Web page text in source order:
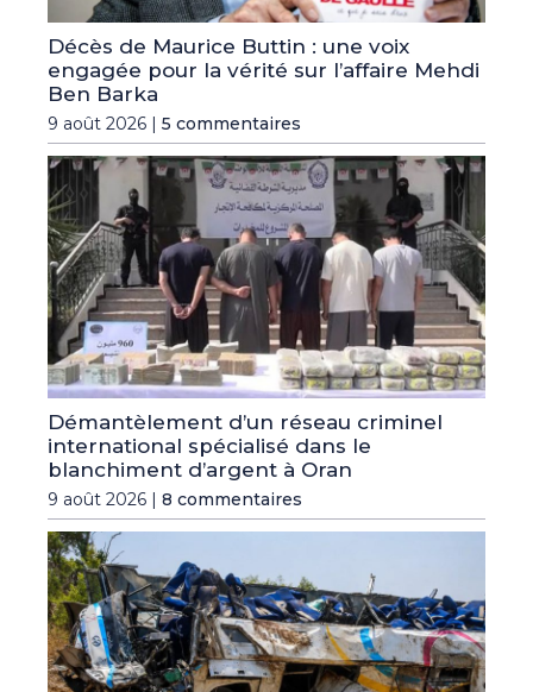
Décès de Maurice Buttin : une voix
engagée pour la vérité sur l’affaire Mehdi
Ben Barka
9 août 2026 | 5 commentaires
Démantèlement d’un réseau criminel
international spécialisé dans le
blanchiment d’argent à Oran
9 août 2026 | 8 commentaires